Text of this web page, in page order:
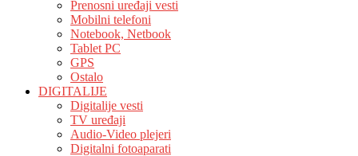
Prenosni uređaji vesti
Mobilni telefoni
Notebook, Netbook
Tablet PC
GPS
Ostalo
DIGITALIJE
Digitalije vesti
TV uređaji
Audio-Video plejeri
Digitalni fotoaparati